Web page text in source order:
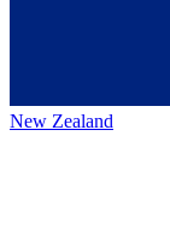
New Zealand